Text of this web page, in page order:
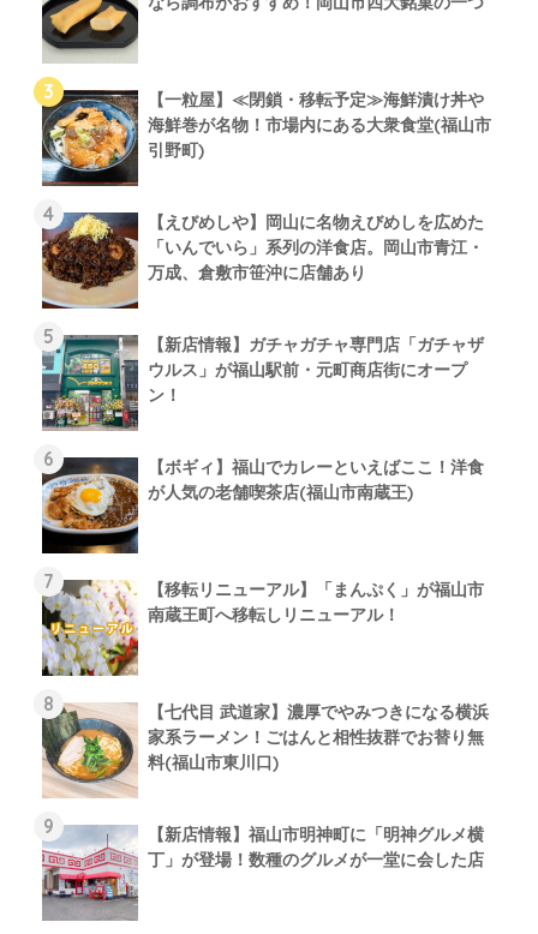
【一粒屋】≪閉鎖・移転予定≫海鮮漬け丼や
海鮮巻が名物！市場内にある大衆食堂(福山市
引野町)
【えびめしや】岡山に名物えびめしを広めた
「いんでいら」系列の洋食店。岡山市青江・
万成、倉敷市笹沖に店舗あり
【新店情報】ガチャガチャ専門店「ガチャザ
ウルス」が福山駅前・元町商店街にオープ
ン！
【ボギィ】福山でカレーといえばここ！洋食
が人気の老舗喫茶店(福山市南蔵王)
【移転リニューアル】「まんぷく」が福山市
南蔵王町へ移転しリニューアル！
【七代目 武道家】濃厚でやみつきになる横浜
家系ラーメン！ごはんと相性抜群でお替り無
料(福山市東川口)
【新店情報】福山市明神町に「明神グルメ横
丁」が登場！数種のグルメが一堂に会した店